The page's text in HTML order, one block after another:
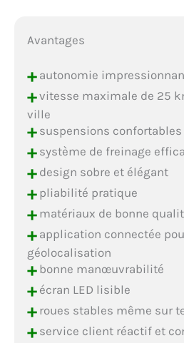
Avantages
+autonomie
+vitesse maximale de 25
ville
+suspensions confortables
+système de freinage
+design sobre et élégant
+pliabilité pratique
+matériaux de bonne
+application connectée
géolocalisation
+bonne manœuvrabilité
+écran LED lisible
+roues stables même sur
+service client réactif et